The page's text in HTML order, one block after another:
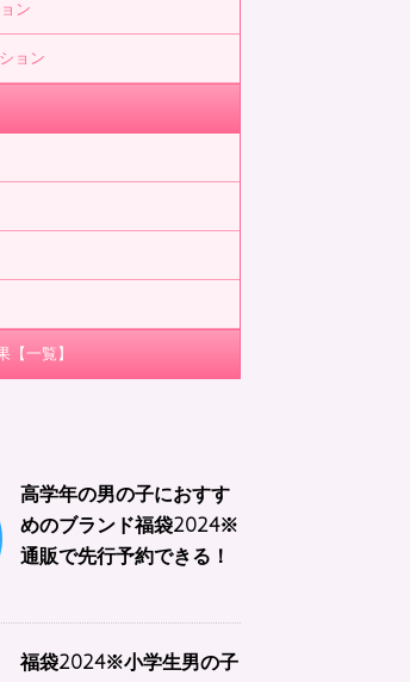
ン
ョン
【一覧】
高学年の男の子におすす
めのブランド福袋2024※
通販で先行予約できる！
福袋2024※小学生男の子